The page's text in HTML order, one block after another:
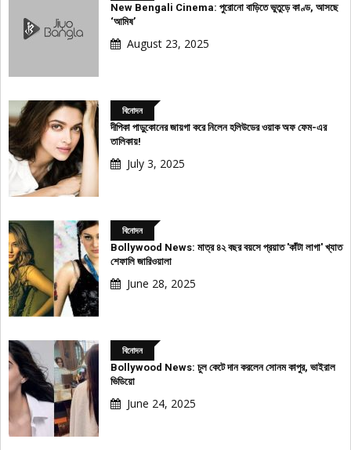
New Bengali Cinema: পুরোনো বাড়িতে ভুতুড়ে কাণ্ড, আসছে
‘আমিষ’
August 23, 2025
বিনোদন
দীপিকা পাড়ুকোনের জায়গা করে নিলেন হলিউডের ওয়াক অফ ফেম-এর
তালিকায়!
July 3, 2025
বিনোদন
Bollywood News: মাত্র ৪২ বছর বয়সে প্রয়াত 'কাঁটা লাগা' খ্যাত
শেফালি জারিওয়ালা
June 28, 2025
বিনোদন
Bollywood News: চুল কেটে দান করলেন সোনম কাপুর, ভাইরাল
ভিডিয়ো
June 24, 2025